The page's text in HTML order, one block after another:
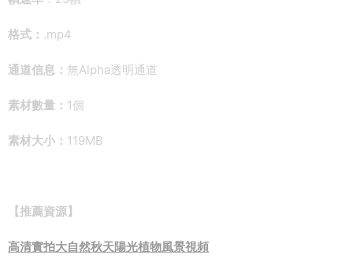
格式： .mp4
通道信息： 無Alpha透明通道
素材數量： 1個
素材大小： 119MB
【推薦資源】
高清實拍大自然秋天陽光植物風景視頻